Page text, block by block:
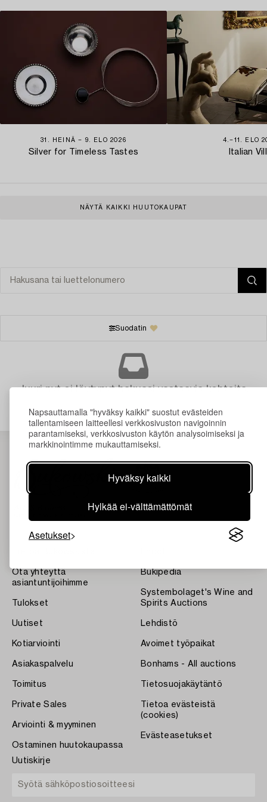
Napsauttamalla "hyväksy kaikki" suostut evästeiden
tallentamiseen laitteellesi verkkosivuston navigoinnin
parantamiseksi, verkkosivuston käytön analysoimiseksi ja
markkinointimme mukauttamiseksi.
Hyväksy kaikki
Hylkää ei-välttämättömät
Asetukset
31. HEINÄ − 9. ELO 2026
Silver for Timeless Tastes
4.−11. ELO
Italian
NÄYTÄ KAIKKI HUUTOKAUPAT
Suodatin
Juuri nyt ei löytynyt hakuasi vastaavia kohteita.
Ota yhteyttä
asiantuntijoihimme
Tulokset
Uutiset
Kotiarviointi
Asiakaspalvelu
Toimitus
Private Sales
Arviointi & myyminen
Ostaminen huutokaupassa
Bukipedia
Systembolaget's Wine and
Spirits Auctions
Lehdistö
Avoimet työpaikat
Bonhams - All auctions
Tietosuojakäytäntö
Tietoa evästeistä
(cookies)
Evästeasetukset
Uutiskirje